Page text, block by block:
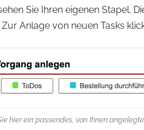
Sie Ihren eigenen Stapel.
Anlage von neuen Tasks
hier ein passendes, von Ihnen